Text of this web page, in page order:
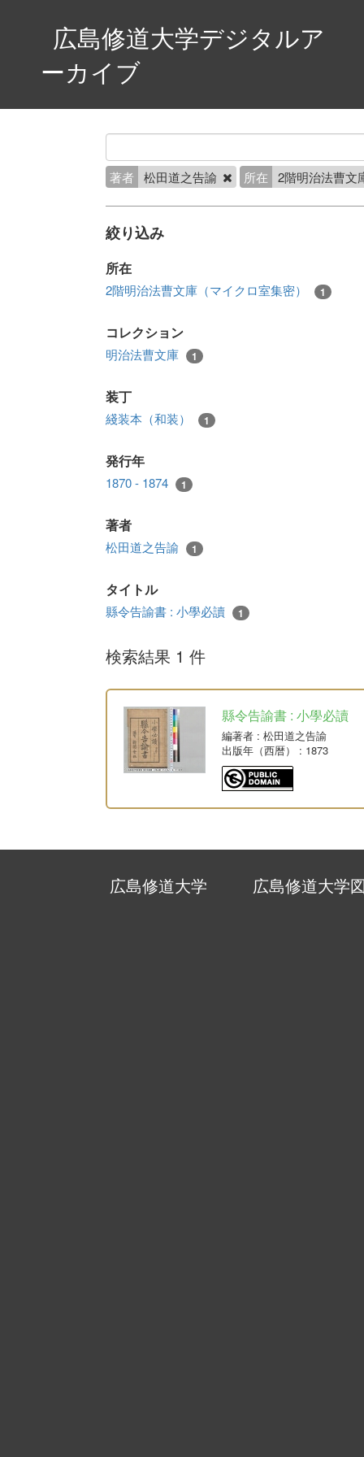
広島修道大学デジタルア
ーカイブ
著者 松田道之告諭 所在 2階明治法曹文
絞り込み
所在
2階明治法曹文庫（マイクロ室集密） 1
コレクション
明治法曹文庫 1
装丁
綫装本（和装） 1
発行年
1870 - 1874 1
著者
松田道之告諭 1
タイトル
縣令告諭書 : 小學必讀 1
検索結果 1 件
縣令告諭書 : 小學必讀
編著者 : 松田道之告諭
出版年（西暦）
: 1873
広島修道大学 広島修道大学